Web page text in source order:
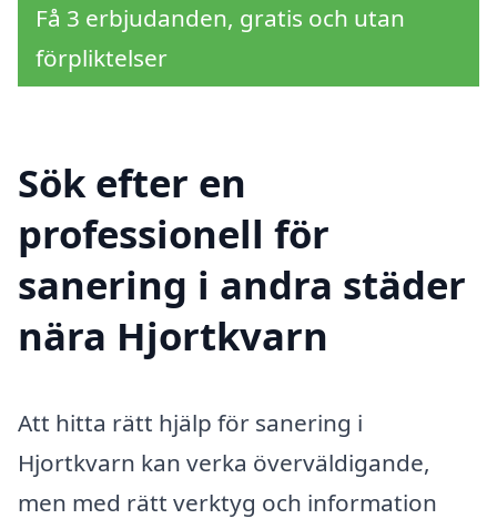
Få 3 erbjudanden, gratis och utan
förpliktelser
Sök efter en
professionell för
sanering i andra städer
nära Hjortkvarn
Att hitta rätt hjälp för sanering i
Hjortkvarn kan verka överväldigande,
men med rätt verktyg och information